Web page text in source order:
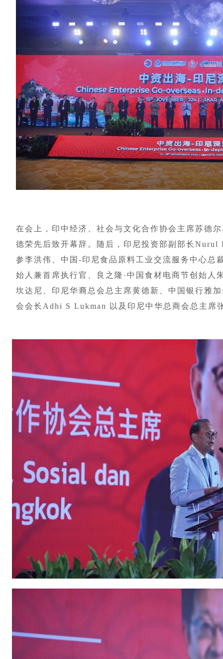
在会上，印中经济、社会与文化合作协会主席苏德
德荣先后致开幕辞。随后，印尼投资部副部长
参李洪伟、中国-印尼食品原料工业交流服务中心总
始人兼首席执行官、良之隆·中国食材电商节创始人
坎达尼、印尼华裔总会总主席黄德新、中国银行雅
会会长Adhi S Lukman 以及印尼中华总商会总主席